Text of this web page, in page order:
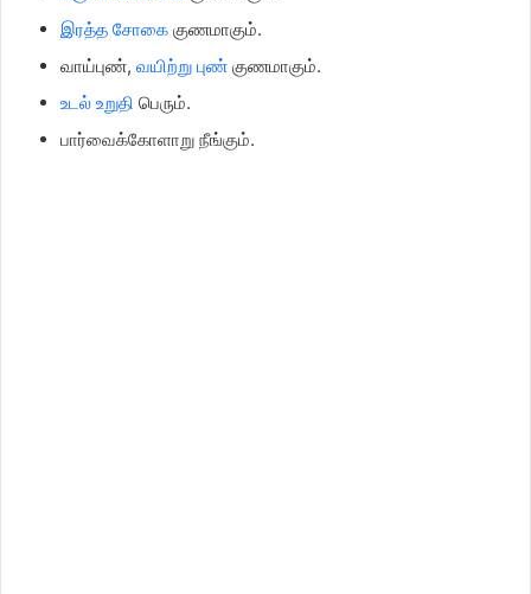
இரத்த சோகை குணமாகும்.
வாய்புண், வயிற்று புண் குணமாகும்.
உடல் உறுதி பெரும்.
பார்வைக்கோளாறு நீங்கும்.